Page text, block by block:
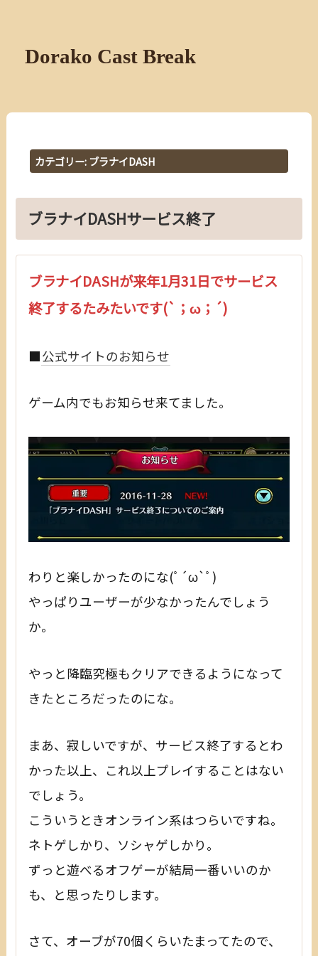
Dorako Cast Break
カテゴリー:ブラナイDASH
ブラナイDASHサービス終了
ブラナイDASHが来年1月31日でサービス
終了するたみたいです(`；ω；´)
■公式サイトのお知らせ
ゲーム内でもお知らせ来てました。
わりと楽しかったのにな(ﾟ´ω`ﾟ)
やっぱりユーザーが少なかったんでしょう
か。
やっと降臨究極もクリアできるようになって
きたところだったのにな。
まあ、寂しいですが、サービス終了するとわ
かった以上、これ以上プレイすることはない
でしょう。
こういうときオンライン系はつらいですね。
ネトゲしかり、ソシャゲしかり。
ずっと遊べるオフゲーが結局一番いいのか
も、と思ったりします。
さて、オーブが70個くらいたまってたので、